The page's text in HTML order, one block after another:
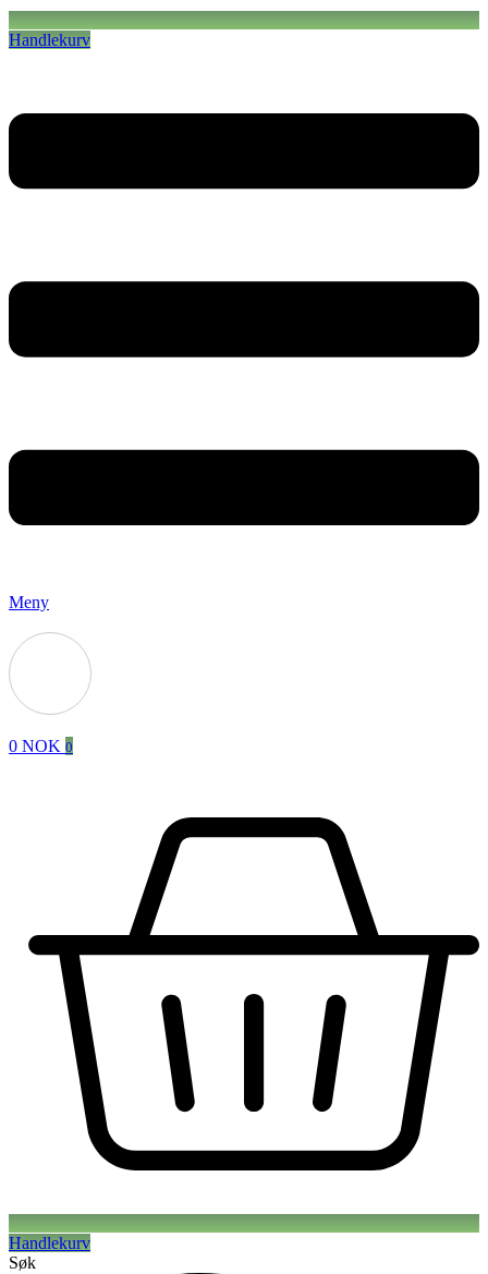
Handlekurv
Meny
0 NOK 0
Handlekurv
Søk